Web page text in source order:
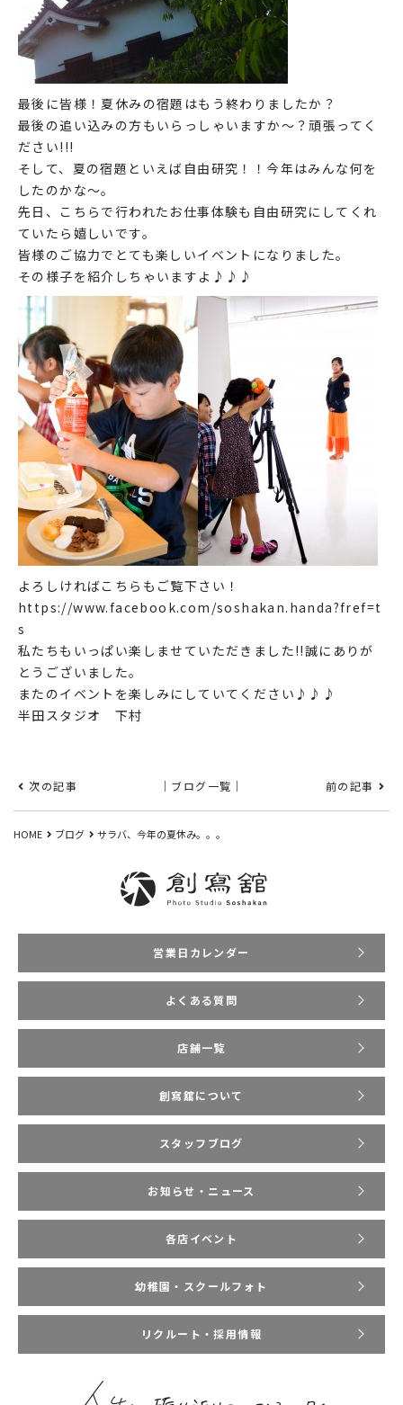
最後に皆様！夏休みの宿題はもう終わりましたか？
最後の追い込みの方もいらっしゃいますか～？頑張ってく
ださい!!!
そして、夏の宿題といえば自由研究！！今年はみんな何を
したのかな～。
先日、こちらで行われたお仕事体験も自由研究にしてくれ
ていたら嬉しいです。
皆様のご協力でとても楽しいイベントになりました。
その様子を紹介しちゃいますよ♪♪♪
よろしければこちらもご覧下さい！
https://www.facebook.com/soshakan.handa?fref=t
s
私たちもいっぱい楽しませていただきました!!誠にありが
とうございました。
またのイベントを楽しみにしていてください♪♪♪
半田スタジオ 下村
次の記事 ｜ブログ一覧｜ 前の記事
HOME ブログ サラバ、今年の夏休み。。。
営業日カレンダー
よくある質問
店舗一覧
創寫舘について
スタッフブログ
お知らせ・ニュース
各店イベント
幼稚園・スクールフォト
リクルート・採用情報